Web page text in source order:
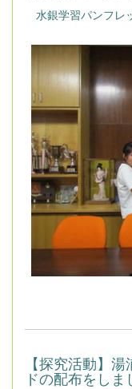
水銀学習パンフレ
【探究活動】
ドの配布をしま